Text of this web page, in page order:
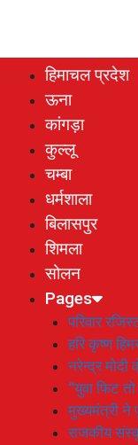
हिमाचल प्रदेश
ऊना
कांगड़ा
कुल्लू
चम्बा
धर्मशाला
बिलासपुर
शिमला
सोलन
Pages
परिवार
हरि कृष्ण
नरेन्द्र मोदी
“युवा फिट
मुख्यमंत्री ने
राजकीय